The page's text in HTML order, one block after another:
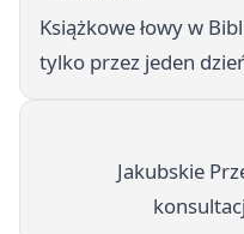
Książkowe łowy w
tylko przez jeden
Jakubskie